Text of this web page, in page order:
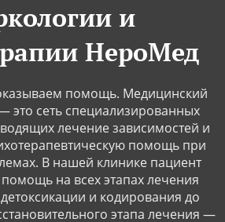
и
НероМед
помощь. Медицинский
это сеть специализированных
лечение зависимостей и
помощь при
В нашей клинике пациент
на всех этапах лечения
и кодирования до
этапа лечения —